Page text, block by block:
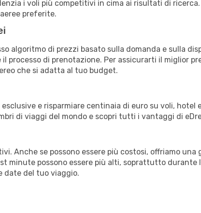
i voli più competitivi in cima ai risultati di
preferite.
algoritmo di prezzi basato sulla domanda e sulla
processo di prenotazione. Per assicurarti il miglior
che si adatta al tuo budget.
e risparmiare centinaia di euro su voli, hotel
di viaggi del mondo e scopri tutti i vantaggi di
Anche se possono essere più costosi, offriamo
minute possono essere più alti, soprattutto durante
date del tuo viaggio.